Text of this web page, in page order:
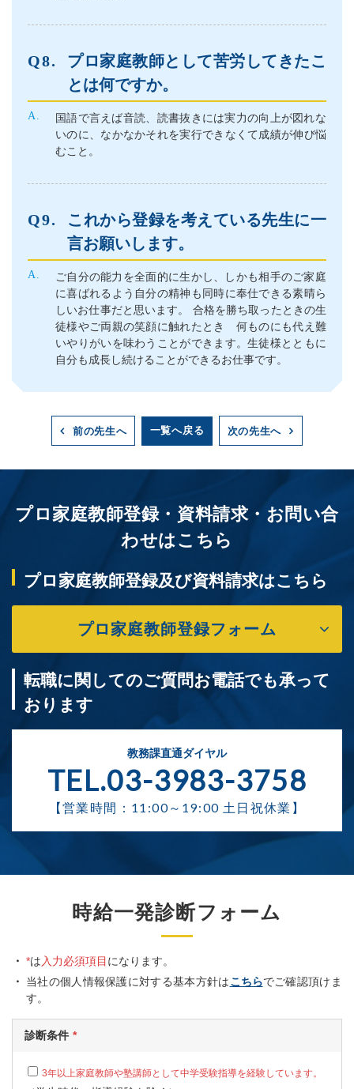
プロ家庭教師として苦労してきたこ
とは何ですか。
国語で言えば音読、読書抜きには実力の向上が図れな
いのに、なかなかそれを実行できなくて成績が伸び悩
むこと。
これから登録を考えている先生に一
言お願いします。
ご自分の能力を全面的に生かし、しかも相手のご家庭
に喜ばれるよう自分の精神も同時に奉仕できる素晴ら
しいお仕事だと思います。 合格を勝ち取ったときの生
徒様やご両親の笑顔に触れたとき 何ものにも代え難
いやりがいを味わうことができます。生徒様とともに
自分も成長し続けることができるお仕事です。
前の先生へ 一覧へ戻る 次の先生へ
プロ家庭教師登録・資料請求・お問い合
わせはこちら
プロ家庭教師登録及び資料請求はこちら
プロ家庭教師登録フォーム
転職に関してのご質問お電話でも承って
おります
教務課直通ダイヤル
TEL.03-3983-3758
【営業時間：11:00～19:00 土日祝休業】
時給一発診断フォーム
*は 入力必須項目 になります。
当社の個人情報保護に対する基本方針はこちらでご確認頂けま
す。
診断条件
3年以上家庭教師や塾講師として中学受験指導を経験しています。